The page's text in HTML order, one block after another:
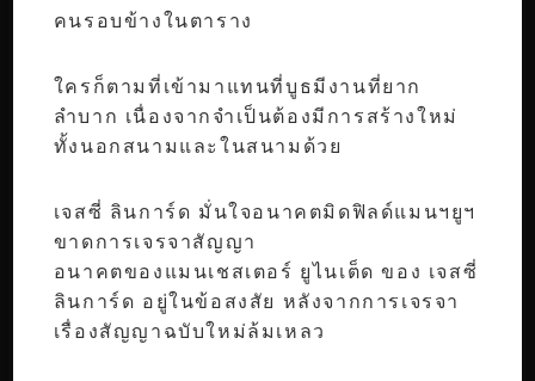
คนรอบข้างในตาราง
ใครก็ตามที่เข้ามาแทนที่บูธมีงานที่ยาก
ลำบาก เนื่องจากจำเป็นต้องมีการสร้างใหม่
ทั้งนอกสนามและในสนามด้วย
เจสซี่ ลินการ์ด มั่นใจอนาคตมิดฟิลด์แมนฯยูฯ
ขาดการเจรจาสัญญา
อนาคตของแมนเชสเตอร์ ยูไนเต็ด ของ เจสซี่
ลินการ์ด อยู่ในข้อสงสัย หลังจากการเจรจา
เรื่องสัญญาฉบับใหม่ล้มเหลว